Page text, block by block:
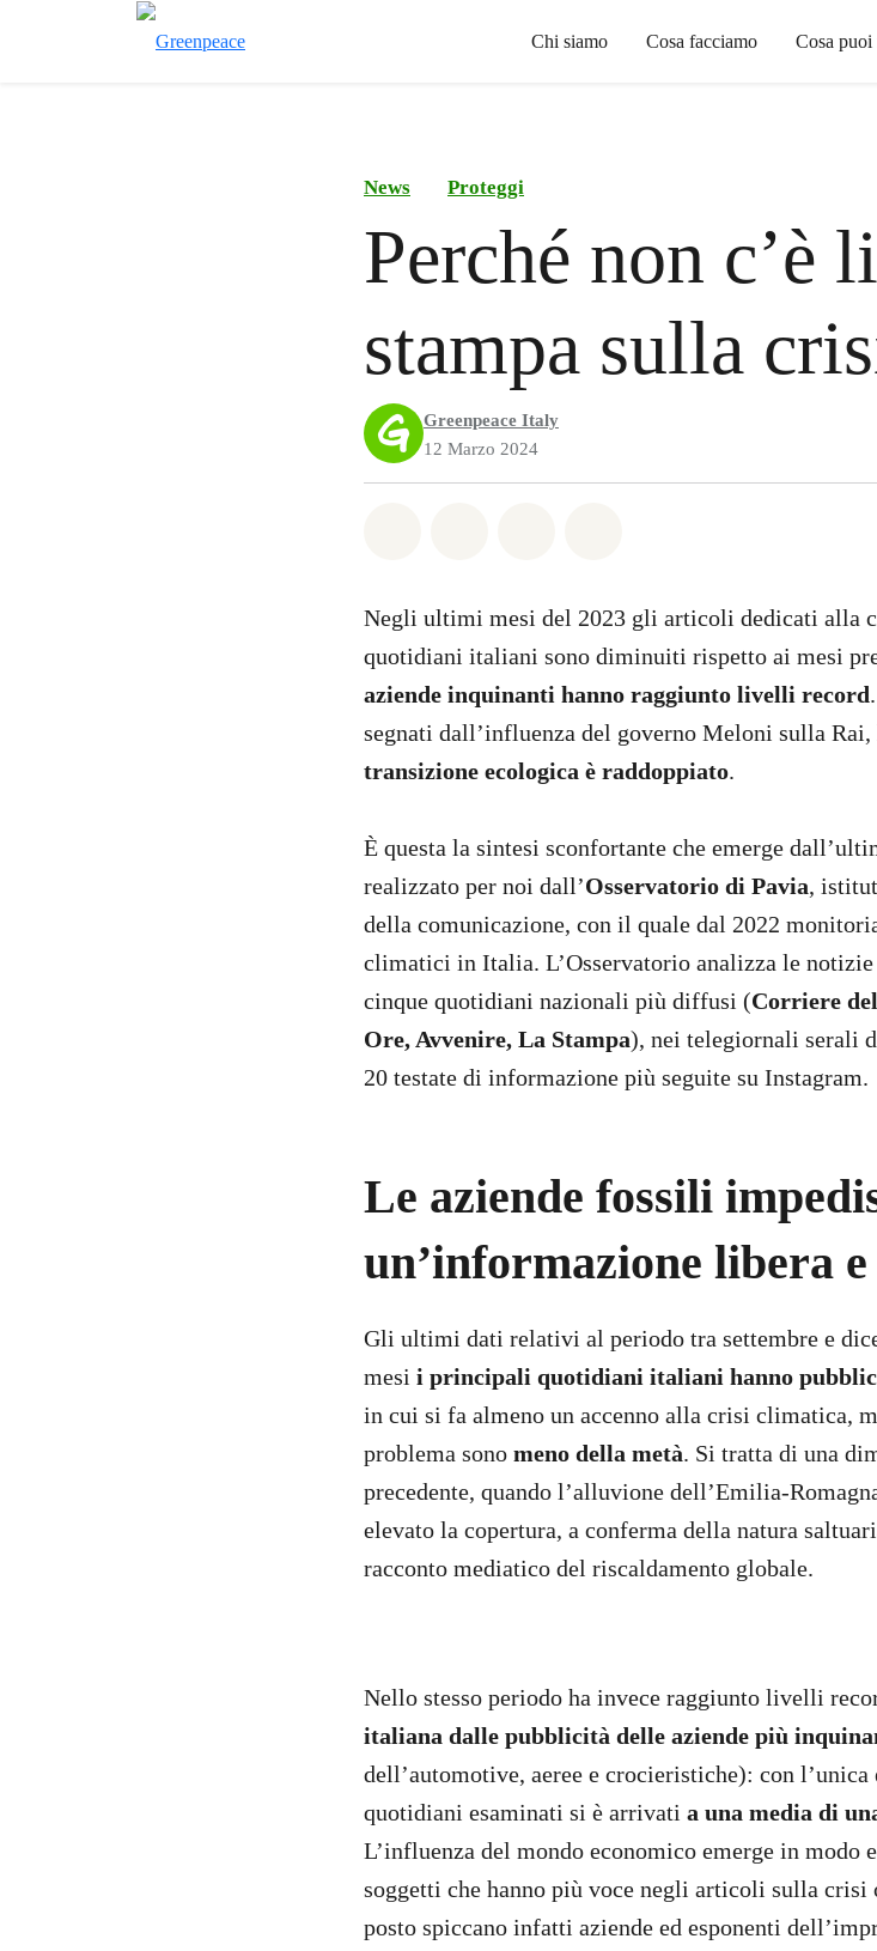
Chi siamo Cosa facciamo Cosa puoi
News Proteggi
Perché non c’è
stampa sulla
Greenpeace Italy
12 Marzo 2024
Negli ultimi mesi del 2023 gli articoli dedicati alla
quotidiani italiani sono diminuiti rispetto ai mesi
aziende inquinanti hanno raggiunto livelli record
segnati dall’influenza del governo Meloni sulla Rai,
transizione ecologica è raddoppiato.
È questa la sintesi sconfortante che emerge
realizzato per noi dall’Osservatorio di Pavia,
della comunicazione, con il quale dal 2022
climatici in Italia. L’Osservatorio analizza le
cinque quotidiani nazionali più diffusi (Corriere
Ore, Avvenire, La Stampa), nei telegiornali serali
20 testate di informazione più seguite su Instagram.
Le aziende fossili
un’informazione libera
Gli ultimi dati relativi al periodo tra settembre e
mesi i principali quotidiani italiani hanno
in cui si fa almeno un accenno alla crisi climatica,
problema sono meno della metà. Si tratta di una
precedente, quando l’alluvione dell’Emilia-
elevato la copertura, a conferma della natura
racconto mediatico del riscaldamento globale.
Nello stesso periodo ha invece raggiunto livelli
italiana dalle pubblicità delle aziende più
dell’automotive, aeree e crocieristiche): con
quotidiani esaminati si è arrivati a una media di
L’influenza del mondo economico emerge in modo
soggetti che hanno più voce negli articoli sulla
posto spiccano infatti aziende ed esponenti